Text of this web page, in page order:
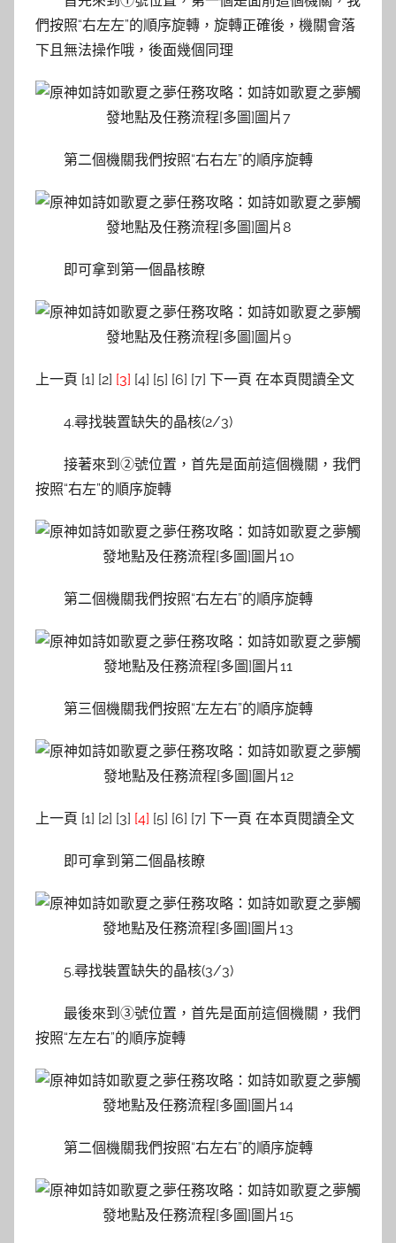
們按照“右左左”的順序旋轉，旋轉正確後，機關會落
下且無法操作哦，後面幾個同理
第二個機關我們按照“右右左”的順序旋轉
即可拿到第一個晶核瞭
上一頁 [1] [2] [3] [4] [5] [6] [7] 下一頁 在本頁閱讀全文
4.尋找裝置缺失的晶核(2/3)
接著來到②號位置，首先是面前這個機關，我們
按照“右左”的順序旋轉
第二個機關我們按照“右左右”的順序旋轉
第三個機關我們按照“左左右”的順序旋轉
上一頁 [1] [2] [3] [4] [5] [6] [7] 下一頁 在本頁閱讀全文
即可拿到第二個晶核瞭
5.尋找裝置缺失的晶核(3/3)
最後來到③號位置，首先是面前這個機關，我們
按照“左左右”的順序旋轉
第二個機關我們按照“右左右”的順序旋轉